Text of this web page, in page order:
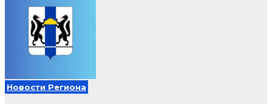
Новости Региона